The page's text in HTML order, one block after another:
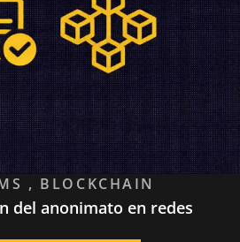
, BLOCKCHAIN
del anonimato en redes